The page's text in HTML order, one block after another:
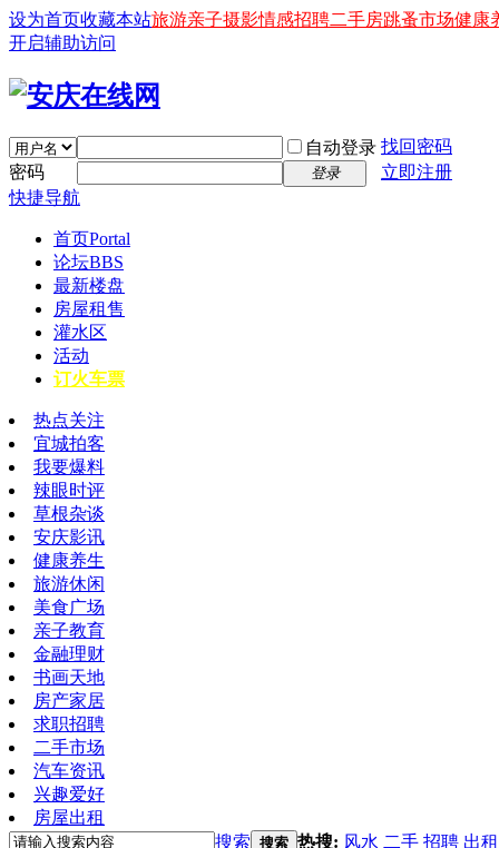
设为首页收藏本站旅游亲子摄影情感招聘二手房跳蚤市场健康
开启辅助访问
自动登录 找回密码
密码
登录
立即注册
快捷导航
首页Portal
论坛BBS
最新楼盘
房屋租售
灌水区
活动
订火车票
热点关注
宜城拍客
我要爆料
辣眼时评
草根杂谈
安庆影讯
健康养生
旅游休闲
美食广场
亲子教育
金融理财
书画天地
房产家居
求职招聘
二手市场
汽车资讯
兴趣爱好
房屋出租
搜索 搜索 热搜: 风水 二手 招聘 出租